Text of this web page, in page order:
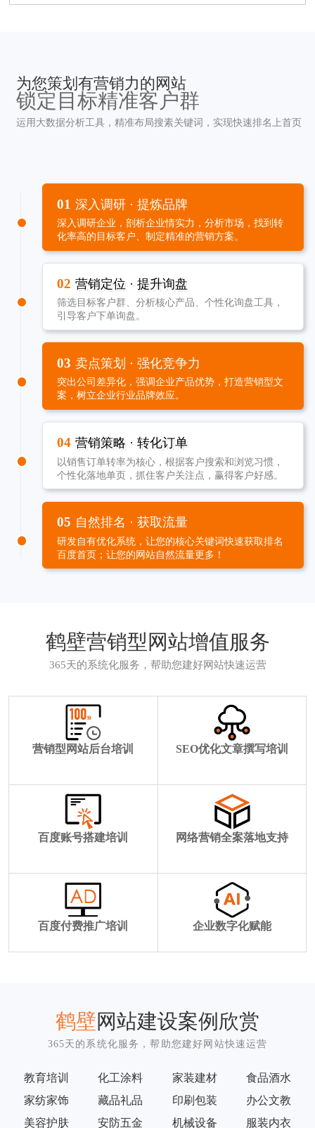
为您策划有营销力的网站
锁定目标精准客户群
运用大数据分析工具，精准布局搜素关键词，实现快速排名上首页
01 深入调研 · 提炼品牌
深入调研企业，剖析企业情实力，分析市场，找到转
化率高的目标客户、制定精准的营销方案。
02 营销定位 · 提升询盘
筛选目标客户群、分析核心产品、个性化询盘工具，
引导客户下单询盘。
03 卖点策划 · 强化竞争力
突出公司差异化，强调企业产品优势，打造营销型文
案，树立企业行业品牌效应。
04 营销策略 · 转化订单
以销售订单转率为核心，根据客户搜索和浏览习惯，
个性化落地单页，抓住客户关注点，赢得客户好感。
05 自然排名 · 获取流量
研发自有优化系统，让您的核心关键词快速获取排名
百度首页；让您的网站自然流量更多！
鹤壁营销型网站增值服务
365天的系统化服务，帮助您建好网站快速运营
营销型网站后台培训 SEO优化文章撰写培训
百度账号搭建培训 网络营销全案落地支持
百度付费推广培训 企业数字化赋能
鹤壁网站建设案例欣赏
365天的系统化服务，帮助您建好网站快速运营
教育培训 化工涂料 家装建材
食品酒水
家纺家饰
藏品礼品 印刷包装
办公文教
美容护肤
安防五金 机械设备
服装内衣